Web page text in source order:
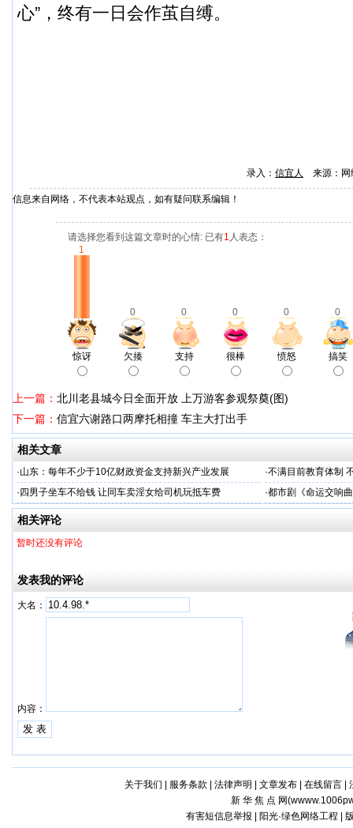
心”，终有一日会作茧自缚。
录入： 信宜人 来源：
信息来自网络，不代表本站观点，如有疑问联系编辑！
请选择您看到这篇文章时的心情: 已有1 人表态：
1
0 0 0 0 0
惊讶 欠揍 支持 很棒 愤怒 搞笑
上一篇： 北川老县城今日全面开放 上万游客参观祭奠(图)
下一篇： 信宜六谢路口两摩托相撞 车主大打出手
相关文章
·山东：每年不少于10亿财政资金支持新兴产业发展 ·不满目前教育体制
· 四男子坐车不给钱 让同车卖淫女给司机玩抵车费 ·都市剧《命运交响
相关评论
暂时还没有评论
发表我的评论
大名：
内容：
关于我们 服务条款 法律声明 文章发布| 在线留言|
新 华 焦 点 网(
有害短信息举报 | 阳光·绿色网络工程 |